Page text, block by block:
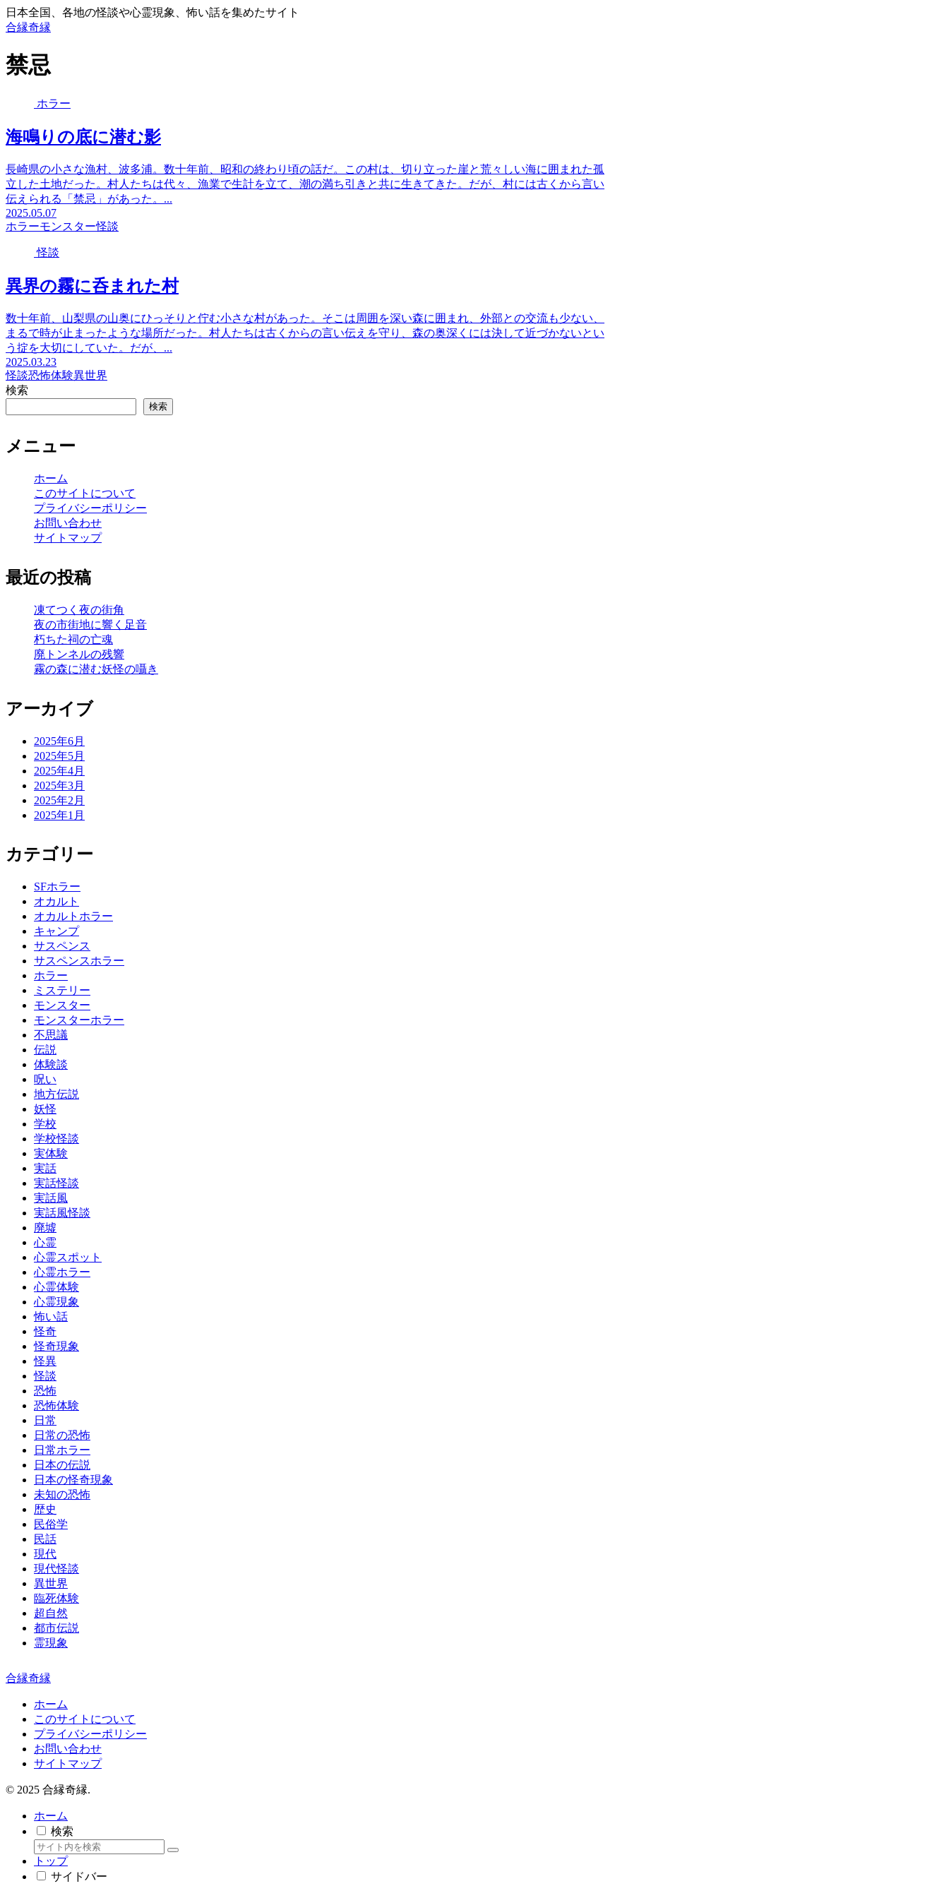
日本全国、各地の怪談や心霊現象、怖い話を集めたサイト
合縁奇縁
禁忌
ホラー
海鳴りの底に潜む影
長崎県の小さな漁村、波多浦。数十年前、昭和の終わり頃の話だ。この村は、切り立った崖と荒々しい海に囲まれた孤
立した土地だった。村人たちは代々、漁業で生計を立て、潮の満ち引きと共に生きてきた。だが、村には古くから言い
伝えられる「禁忌」があった。...
2025.05.07
ホラーモンスター怪談
怪談
異界の霧に呑まれた村
数十年前、山梨県の山奥にひっそりと佇む小さな村があった。そこは周囲を深い森に囲まれ、外部との交流も少ない、
まるで時が止まったような場所だった。村人たちは古くからの言い伝えを守り、森の奥深くには決して近づかないとい
う掟を大切にしていた。だが、...
2025.03.23
怪談恐怖体験異世界
検索
検索
メニュー
ホーム
このサイトについて
プライバシーポリシー
お問い合わせ
サイトマップ
最近の投稿
凍てつく夜の街角
夜の市街地に響く足音
朽ちた祠の亡魂
廃トンネルの残響
霧の森に潜む妖怪の囁き
アーカイブ
2025年6月
2025年5月
2025年4月
2025年3月
2025年2月
2025年1月
カテゴリー
SFホラー
オカルト
オカルトホラー
キャンプ
サスペンス
サスペンスホラー
ホラー
ミステリー
モンスター
モンスターホラー
不思議
伝説
体験談
呪い
地方伝説
妖怪
学校
学校怪談
実体験
実話
実話怪談
実話風
実話風怪談
廃墟
心霊
心霊スポット
心霊ホラー
心霊体験
心霊現象
怖い話
怪奇
怪奇現象
怪異
怪談
恐怖
恐怖体験
日常
日常の恐怖
日常ホラー
日本の伝説
日本の怪奇現象
未知の恐怖
歴史
民俗学
民話
現代
現代怪談
異世界
臨死体験
超自然
都市伝説
霊現象
合縁奇縁
ホーム
このサイトについて
プライバシーポリシー
お問い合わせ
サイトマップ
© 2025 合縁奇縁.
ホーム
検索
トップ
サイドバー